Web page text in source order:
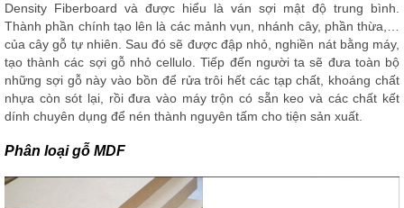
Density Fiberboard và được hiểu là ván sợi mật độ trung bình.
Thành phần chính tạo lên là các mảnh vụn, nhánh cây, phần thừa,…
của cây gỗ tự nhiên. Sau đó sẽ được đập nhỏ, nghiền nát bằng máy,
tạo thành các sợi gỗ nhỏ cellulo. Tiếp đến người ta sẽ đưa toàn bộ
những sợi gỗ này vào bồn để rửa trôi hết các tạp chất, khoáng chất
nhựa còn sót lại, rồi đưa vào máy trộn có sẵn keo và các chất kết
dính chuyên dụng để nén thành nguyên tấm cho tiện sản xuất.
Phân loại gỗ MDF